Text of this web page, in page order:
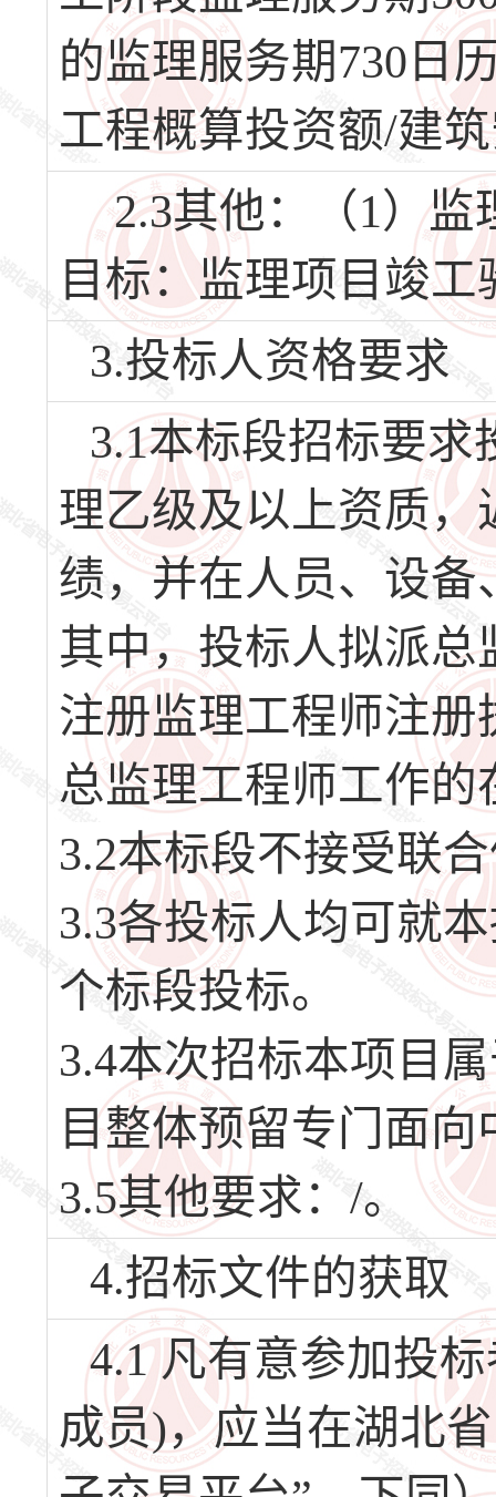
的监理服务期730日
工程概算投资额/建
2.3其他：（1）监
目标：监理项目竣工
3.投标人资格要求
3.1本标段招标要
理乙级及以上资质
绩，并在人员、设
其中，投标人拟派
注册监理工程师注
总监理工程师工作
3.2本标段不接受联
3.3各投标人均可就
个标段投标。
3.4本次招标本项目
目整体预留专门面
3.5其他要求：/。
4.招标文件的获取
4.1 凡有意参加投
成员)，应当在湖北